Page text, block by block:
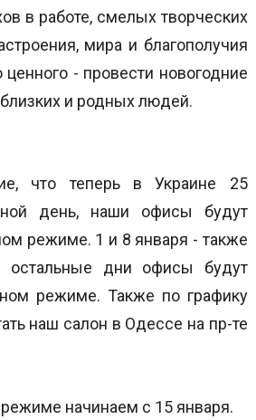
в работе, смелых творческих
мира и благополучия
ценного - провести новогодние
и родных людей.
что теперь в Украине 25
день, наши офисы будут
режиме. 1 и 8 января - также
дни офисы будут
режиме. Также по графику
наш салон в Одессе на пр-те
начинаем с 15 января.